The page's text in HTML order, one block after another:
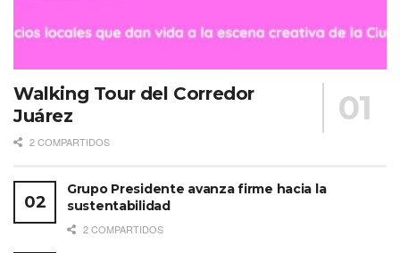
Walking Tour del Corredor
Juárez
2 COMPARTIDOS
Grupo Presidente avanza firme hacia la
sustentabilidad
2 COMPARTIDOS